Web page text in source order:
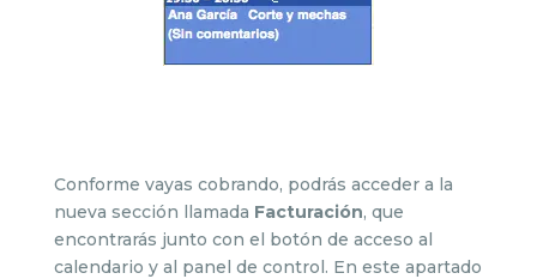
Conforme vayas cobrando, podrás acceder a la
nueva sección llamada Facturación, que
encontrarás junto con el botón de acceso al
calendario y al panel de control. En este apartado